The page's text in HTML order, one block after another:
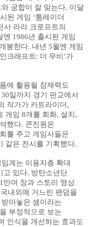
궁합이 잘 맞는다. 이달
된 게임 ‘툼레이더
사 라라 크로프트의
1986년 출시된 게임
봉한다. 내년 5월엔 게임
크래프트: 더 무비’가
에 활용될 잠재력도
일까지 경기 판교에서
작가가 카트라이더,
게임 8개를 회화, 설치,
했다. 콘진원은
를 주고 게임사들은
같은 전시를 기획했다.
계는 이용자층 확대
고 있다. 방탄소년단
만여 장과 스토리 영상
내외에 거느린 팬덤을
아놓은 셈이라는
부정적으로 보는
인식을 개선하는 효과도